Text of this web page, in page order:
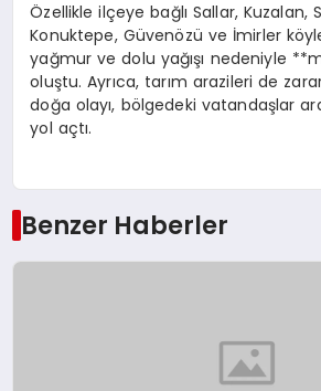
Özellikle ilçeye bağlı Sallar, Kuzalan,
Konuktepe, Güvenözü ve İmirler
yağmur ve dolu yağışı nedeniyle
oluştu. Ayrıca, tarım arazileri de
doğa olayı, bölgedeki vatandaşlar
yol açtı.
Benzer Haberler